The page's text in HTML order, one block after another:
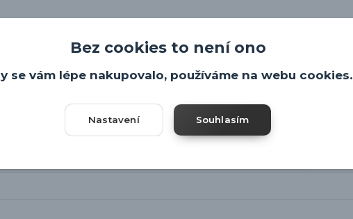
místnostíBez cookies to není ono
se vám lépe nakupovalo, používáme na webu cookies.
Nastavení Souhlasím